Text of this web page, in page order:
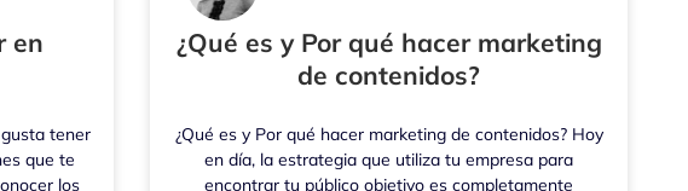
en
tener
que te
los
¿Qué es y Por qué hacer marketing
de contenidos?
¿Qué es y Por qué hacer marketing de contenidos? Hoy
en día, la estrategia que utiliza tu empresa para
encontrar tu público objetivo es completamente